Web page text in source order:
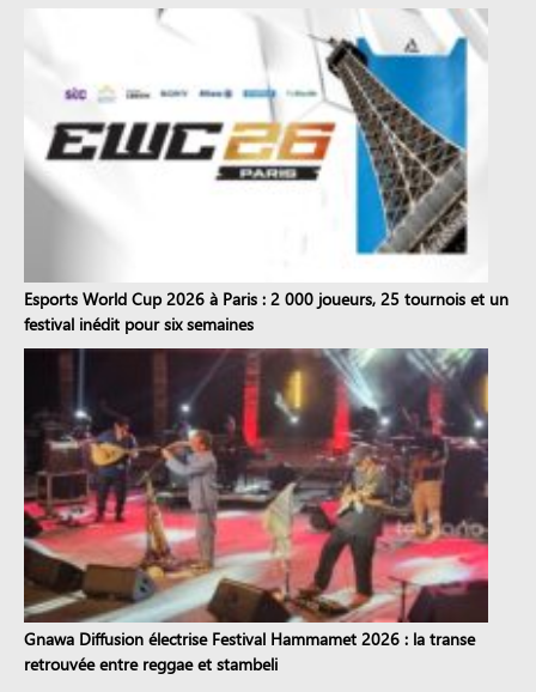
Esports World Cup 2026 à Paris : 2 000 joueurs, 25 tournois et un
festival inédit pour six semaines
Gnawa Diffusion électrise Festival Hammamet 2026 : la transe
retrouvée entre reggae et stambeli